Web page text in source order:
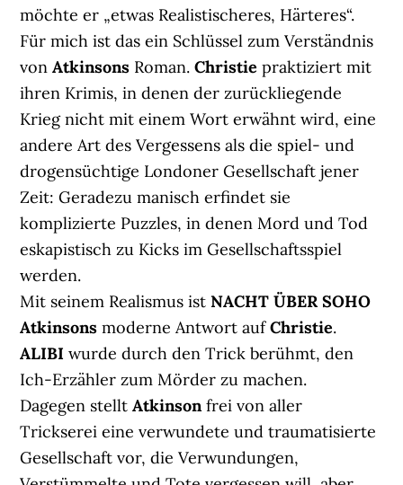
möchte er „etwas Realistischeres, Härteres“.
Für mich ist das ein Schlüssel zum Verständnis
vonAtkinsons Roman.Christie praktiziert mit
ihren Krimis, in denen der zurückliegende
Krieg nicht mit einem Wort erwähnt wird, eine
andere Art des Vergessens als die spiel- und
drogensüchtige Londoner Gesellschaft jener
Zeit: Geradezu manisch erfindet sie
komplizierte Puzzles, in denen Mord und Tod
eskapistisch zu Kicks im Gesellschaftsspiel
werden.
Mit seinem Realismus istNACHT ÜBER SOHO
Atkinsons moderne Antwort aufChristie.
ALIBI wurde durch den Trick berühmt, den
Ich-Erzähler zum Mörder zu machen.
Dagegen stelltAtkinsonfrei von aller
Trickserei eine verwundete und traumatisierte
Gesellschaft vor, die Verwundungen,